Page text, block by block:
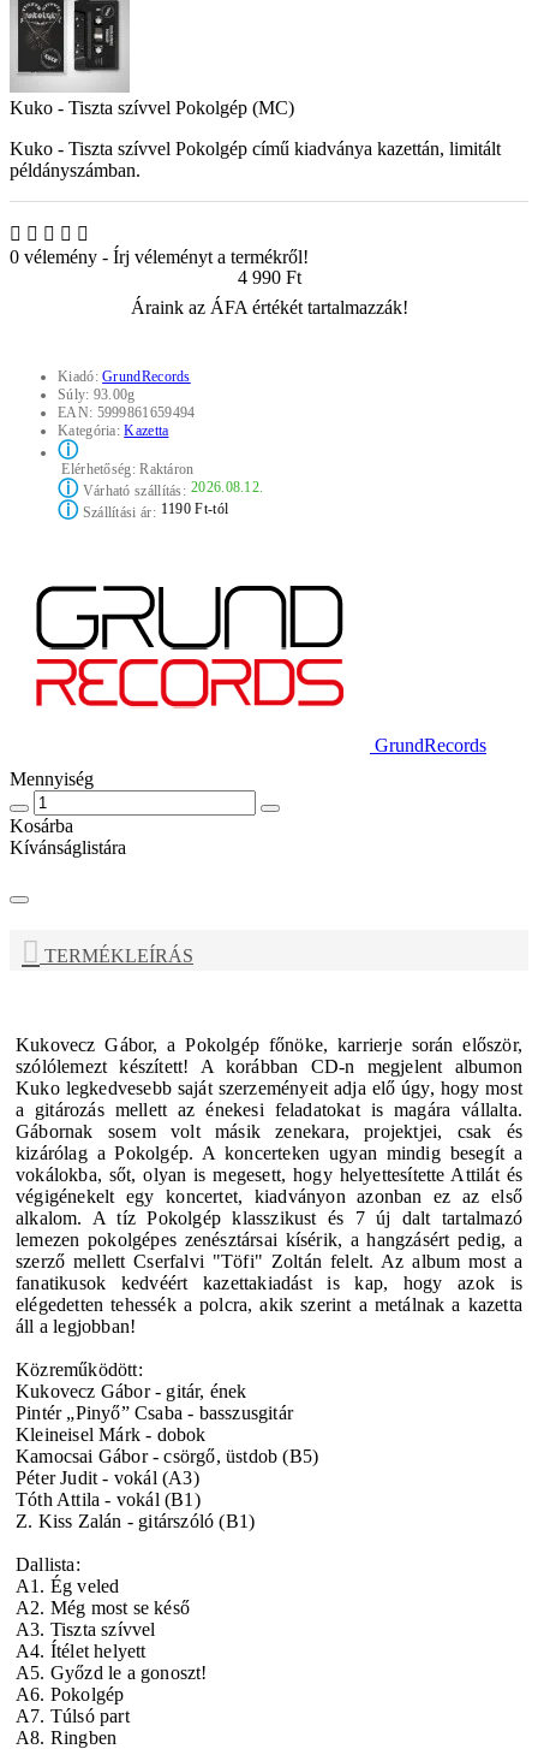
Kuko - Tiszta szívvel Pokolgép (MC)
Kuko - Tiszta szívvel Pokolgép című kiadványa kazettán, limitált
példányszámban.
0 vélemény - Írj véleményt a termékről!
4 990 Ft
Áraink az ÁFA értékét tartalmazzák!
Kiadó:GrundRecords
Súly: 93.00g
EAN: 5999861659494
Kategória:Kazetta
ⓘ
Elérhetőség:Raktáron
ⓘVárható szállítás: 2026.08.12.
ⓘSzállítási ár: 1190 Ft-tól
GrundRecords
Mennyiség
Kosárba
Kívánságlistára
TERMÉKLEÍRÁS
Kukovecz Gábor, a Pokolgép főnöke, karrierje során először,
szólólemezt készített! A korábban CD-n megjelent albumon
Kuko legkedvesebb saját szerzeményeit adja elő úgy, hogy most
a gitározás mellett az énekesi feladatokat is magára vállalta.
Gábornak sosem volt másik zenekara, projektjei, csak és
kizárólag a Pokolgép. A koncerteken ugyan mindig besegít a
vokálokba, sőt, olyan is megesett, hogy helyettesítette Attilát és
végigénekelt egy koncertet, kiadványon azonban ez az első
alkalom. A tíz Pokolgép klasszikust és 7 új dalt tartalmazó
lemezen pokolgépes zenésztársai kísérik, a hangzásért pedig, a
szerző mellett Cserfalvi "Töfi" Zoltán felelt. Az album most a
fanatikusok kedvéért kazettakiadást is kap, hogy azok is
elégedetten tehessék a polcra, akik szerint a metálnak a kazetta
áll a legjobban!
Közreműködött:
Kukovecz Gábor - gitár, ének
Pintér „Pinyő” Csaba - basszusgitár
Kleineisel Márk - dobok
Kamocsai Gábor - csörgő, üstdob (B5)
Péter Judit - vokál (A3)
Tóth Attila - vokál (B1)
Z. Kiss Zalán - gitárszóló (B1)
Dallista:
A1. Ég veled
A2. Még most se késő
A3. Tiszta szívvel
A4. Ítélet helyett
A5. Győzd le a gonoszt!
A6. Pokolgép
A7. Túlsó part
A8. Ringben